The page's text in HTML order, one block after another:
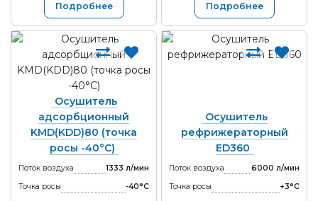
Подробнее Подробнее
Осушитель
адсорбционный
KMD(KDD)80 (точка
росы -40°С)
Поток воздуха
1333 л/мин
Точка росы
-40°С
Осушитель
рефрижераторный
ED360
Поток воздуха
6000 л/мин
Точка росы
+3°С